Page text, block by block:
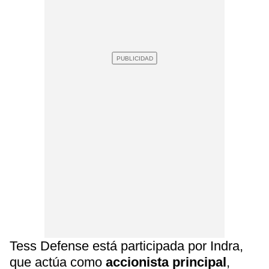
Tess Defense está participada por Indra,
que actúa como accionista principal ,